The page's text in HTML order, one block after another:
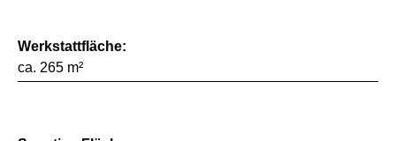
Werkstattfläche:
ca. 265 m²